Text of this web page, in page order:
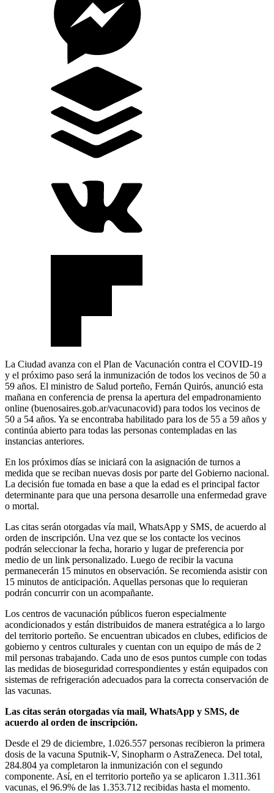
La Ciudad avanza con el Plan de Vacunación contra el COVID-19
y el próximo paso será la inmunización de todos los vecinos de 50 a
59 años. El ministro de Salud porteño, Fernán Quirós, anunció esta
mañana en conferencia de prensa la apertura del empadronamiento
online (buenosaires.gob.ar/vacunacovid) para todos los vecinos de
50 a 54 años. Ya se encontraba habilitado para los de 55 a 59 años y
continúa abierto para todas las personas contempladas en las
instancias anteriores.
En los próximos días se iniciará con la asignación de turnos a
medida que se reciban nuevas dosis por parte del Gobierno nacional.
La decisión fue tomada en base a que la edad es el principal factor
determinante para que una persona desarrolle una enfermedad grave
o mortal.
Las citas serán otorgadas vía mail, WhatsApp y SMS, de acuerdo al
orden de inscripción. Una vez que se los contacte los vecinos
podrán seleccionar la fecha, horario y lugar de preferencia por
medio de un link personalizado. Luego de recibir la vacuna
permanecerán 15 minutos en observación. Se recomienda asistir con
15 minutos de anticipación. Aquellas personas que lo requieran
podrán concurrir con un acompañante.
Los centros de vacunación públicos fueron especialmente
acondicionados y están distribuidos de manera estratégica a lo largo
del territorio porteño. Se encuentran ubicados en clubes, edificios de
gobierno y centros culturales y cuentan con un equipo de más de 2
mil personas trabajando. Cada uno de esos puntos cumple con todas
las medidas de bioseguridad correspondientes y están equipados con
sistemas de refrigeración adecuados para la correcta conservación de
las vacunas.
Las citas serán otorgadas vía mail, WhatsApp y SMS, de
acuerdo al orden de inscripción.
Desde el 29 de diciembre, 1.026.557 personas recibieron la primera
dosis de la vacuna Sputnik-V, Sinopharm o AstraZeneca. Del total,
284.804 ya completaron la inmunización con el segundo
componente. Así, en el territorio porteño ya se aplicaron 1.311.361
vacunas, el 96.9% de las 1.353.712 recibidas hasta el momento.